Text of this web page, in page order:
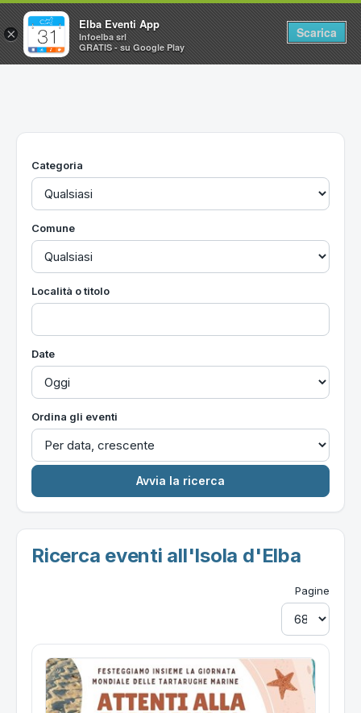
Home
Utilità
Categoria
Comune
Località o titolo
Date
Ordina gli eventi
Ricerca eventi all'Isola d'Elba
Pagine
×
Elba Eventi App
Infoelba srl
GRATIS - su Google Play
Scarica